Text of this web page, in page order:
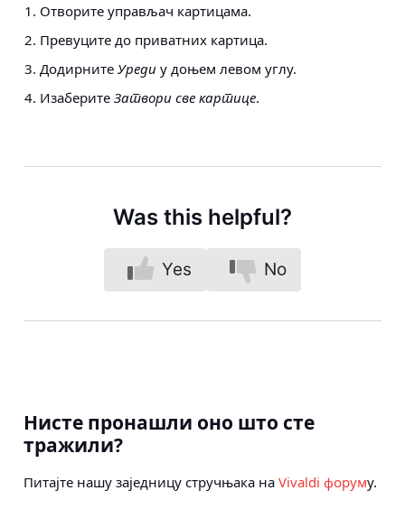
Отворите управљач картицама.
Превуците до приватних картица.
Додирните Уреди у доњем левом углу.
Изаберите Затвори све картице.
Was this helpful?
Yes No
Нисте пронашли оно што сте
тражили?
Питајте нашу заједницу стручњака на Vivaldi форуму.